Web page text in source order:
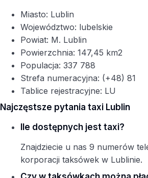
Miasto: Lublin
Województwo: lubelskie
Powiat: M. Lublin
Powierzchnia: 147,45 km2
Populacja: 337 788
Strefa numeracyjna: (+48) 81
Tablice rejestracyjne: LU
Najczęstsze pytania taxi Lublin
Ile dostępnych jest taxi?
Znajdziecie u nas 9 numerów
korporacji taksówek w Lublinie.